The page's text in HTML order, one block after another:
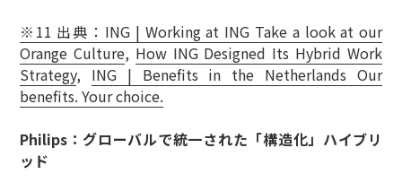
※11 出典：ING | Working at ING Take a look at our
Orange Culture, How ING Designed Its Hybrid Work
Strategy, ING | Benefits in the Netherlands Our
benefits. Your choice.
Philips：グローバルで統一された「構造化」ハイブリ
ッド